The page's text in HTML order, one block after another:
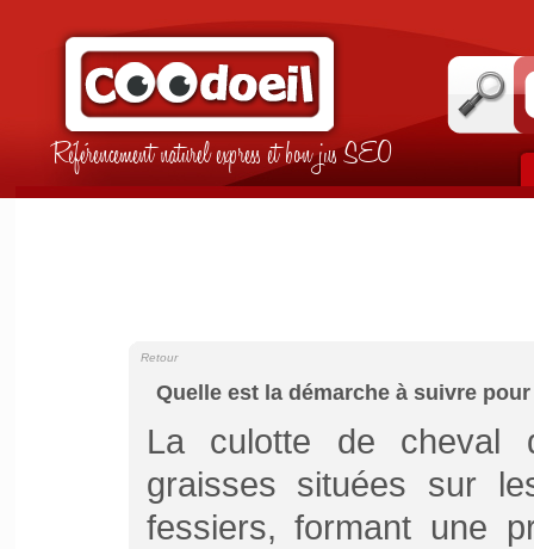
Référencement naturel express et bon jus SEO
Quelle est la démarche à suivre
Retour
La culotte de cheval
graisses situées sur
fessiers, formant une